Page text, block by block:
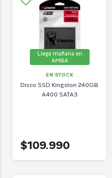
Llega mañana en
AMBA
EN STOCK
Disco SSD Kingston 240GB
A400 SATA3
$109.990